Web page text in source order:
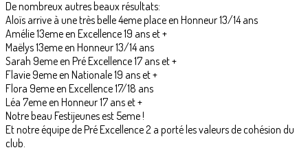
De nombreux autres beaux résultats:
Aloïs arrive à une très belle 4eme place en Honneur 13/14 ans
Amélie 13eme en Excellence 19 ans et +
Maëlys 13eme en Honneur 13/14 ans
Sarah 9eme en Pré Excellence 17 ans et +
Flavie 9eme en Nationale 19 ans et +
Flora 9eme en Excellence 17/18 ans
Léa 7eme en Honneur 17 ans et +
Notre beau Festijeunes est 5eme !
Et notre équipe de Pré Excellence 2 a porté les valeurs de cohésion du
club.